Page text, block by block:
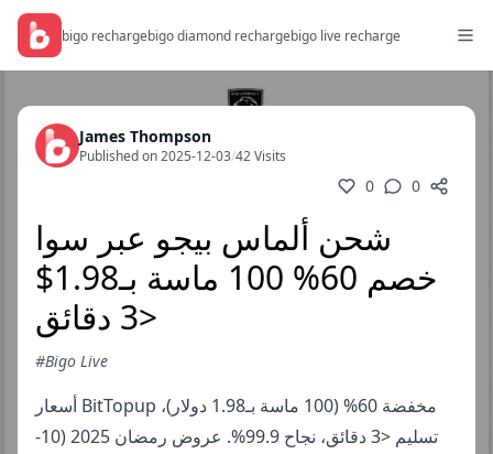
bigo rechargebigo diamond rechargebigo live recharge
James Thompson
Published on 2025-12-03/42 Visits
0 0
شحن ألماس بيجو عبر سوا
خصم 60% 100 ماسة بـ1.98$
<3 دقائق
#Bigo Live
أسعار BitTopup مخفضة 60% (100 ماسة بـ1.98 دولار)،
تسليم <3 دقائق، نجاح 99.9%. عروض رمضان 2025 (10-